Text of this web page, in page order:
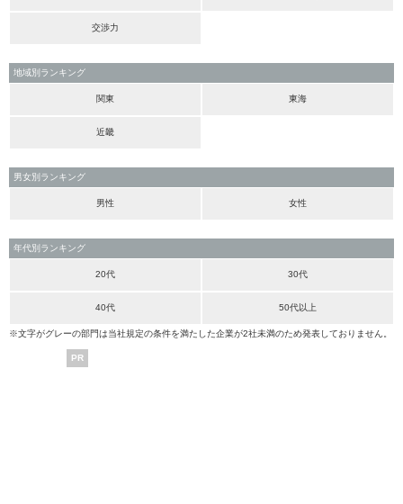
交渉力
地域別ランキング
関東 東海
近畿
男女別ランキング
男性 女性
年代別ランキング
20代 30代
40代 50代以上
※文字がグレーの部門は当社規定の条件を満たした企業が2社未満のため発表しておりません。
PR